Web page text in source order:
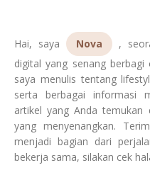
Hai, saya Nova
,
digital yang senang
saya menulis tentang
serta berbagai informasi
artikel yang Anda
yang menyenangkan.
menjadi bagian dari
bekerja sama, silakan cek